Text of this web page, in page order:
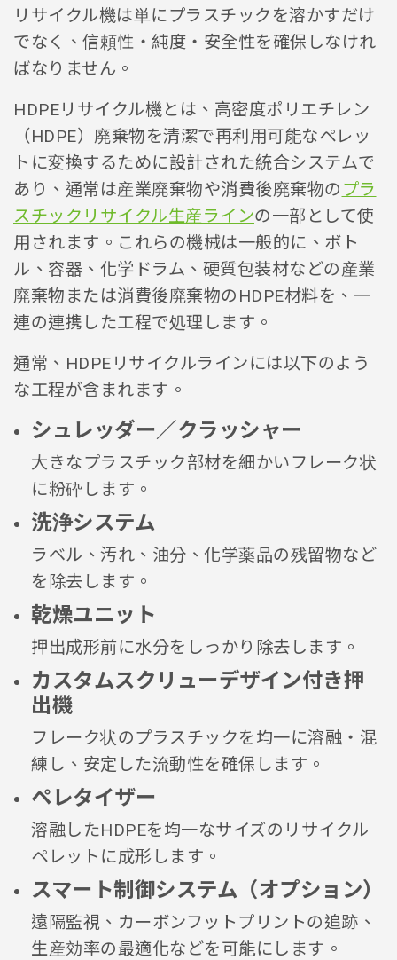
リサイクル機は単にプラスチックを溶かすだけ
でなく、信頼性・純度・安全性を確保しなけれ
ばなりません。
HDPEリサイクル機とは、高密度ポリエチレン
（HDPE）廃棄物を清潔で再利用可能なペレッ
トに変換するために設計された統合システムで
あり、通常は産業廃棄物や消費後廃棄物の プラ
スチックリサイクル生産ラインの一部として使
用されます。これらの機械は一般的に、ボト
ル、容器、化学ドラム、硬質包装材などの産業
廃棄物または消費後廃棄物のHDPE材料を、一
連の連携した工程で処理します。
通常、HDPEリサイクルラインには以下のよう
な工程が含まれます。
シュレッダー／クラッシャー
大きなプラスチック部材を細かいフレーク状
に粉砕します。
洗浄システム
ラベル、汚れ、油分、化学薬品の残留物など
を除去します。
乾燥ユニット
押出成形前に水分をしっかり除去します。
カスタムスクリューデザイン付き押
出機
フレーク状のプラスチックを均一に溶融・混
練し、安定した流動性を確保します。
ペレタイザー
溶融したHDPEを均一なサイズのリサイクル
ペレットに成形します。
スマート制御システム（オプション）
遠隔監視、カーボンフットプリントの追跡、
生産効率の最適化などを可能にします。